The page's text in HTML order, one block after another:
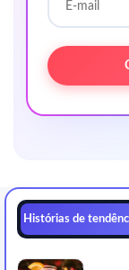
Histórias de